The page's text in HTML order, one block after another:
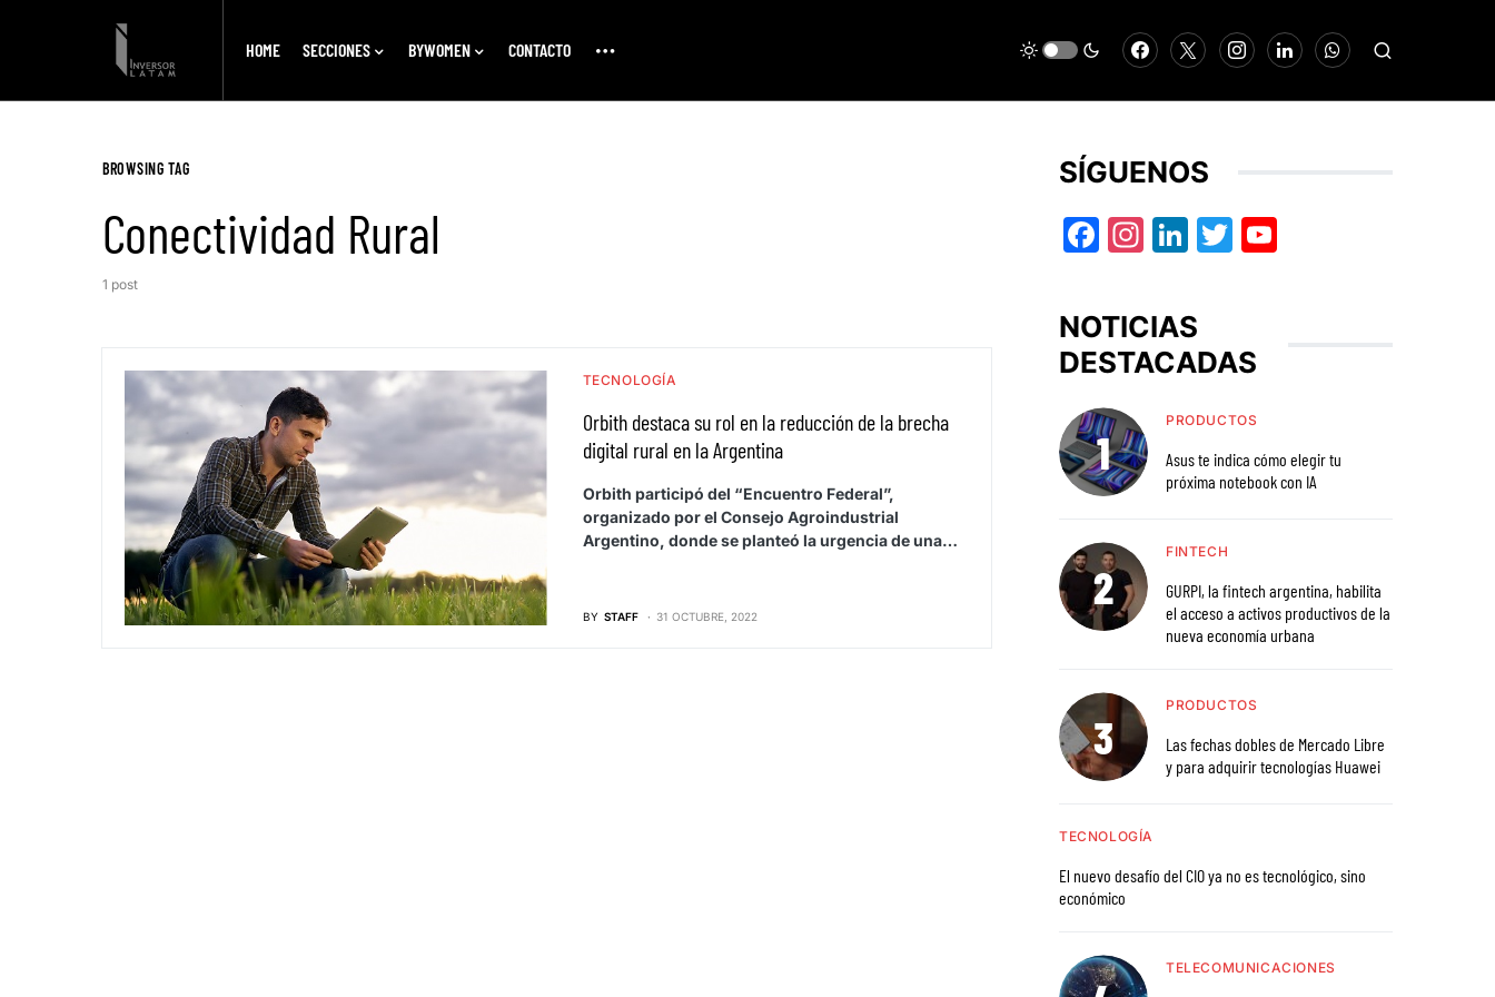
HOME SECCIONES BYWOMEN CONTACTO
BROWSING TAG
Conectividad Rural
1 post
TECNOLOGÍA
Orbith destaca su rol en la reducción de la brecha
digital rural en la Argentina
Orbith participó del “Encuentro Federal”,
organizado por el Consejo Agroindustrial
Argentino, donde se planteó la urgencia de una…
BY STAFF 31 OCTUBRE, 2022
SÍGUENOS
Facebook
Instagram
LinkedIn
Twitter
NOTICIAS
DESTACADAS
PRODUCTOS
Asus te indica cómo elegir tu
próxima notebook con IA
FINTECH
GURPI, la fintech argentina, habilita
el acceso a activos productivos de la
nueva economía urbana
PRODUCTOS
Las fechas dobles de Mercado Libre
y para adquirir tecnologías Huawei
TECNOLOGÍA
El nuevo desafío del CIO ya no es tecnológico, sino
económico
TELECOMUNICACIONES